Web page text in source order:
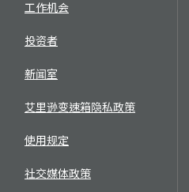
工作机会
投资者
新闻室
艾里逊变速箱隐私政策
使用规定
社交媒体政策